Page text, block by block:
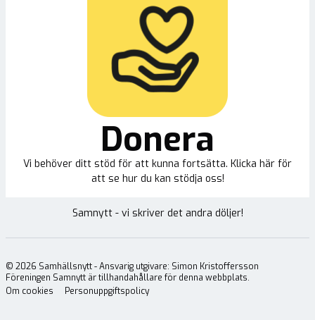
Donera
Vi behöver ditt stöd för att kunna fortsätta. Klicka här för
att se hur du kan stödja oss!
Samnytt - vi skriver det andra döljer!
© 2026 Samhällsnytt - Ansvarig utgivare: Simon Kristoffersson
Föreningen Samnytt är tillhandahållare för denna webbplats.
Om cookies
Personuppgiftspolicy